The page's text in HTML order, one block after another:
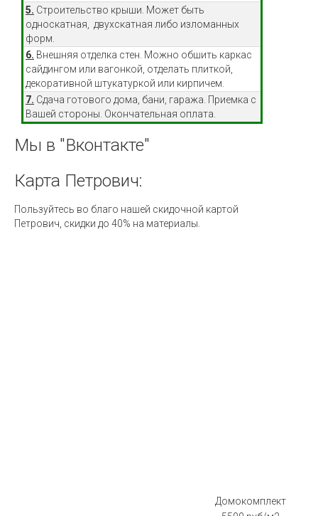
5. Строительство крыши. Может быть
односкатная, двухскатная либо изломанных
форм.
6. Внешняя отделка стен. Можно обшить каркас
сайдингом или вагонкой, отделать плиткой,
декоративной штукатуркой или кирпичем.
7. Сдача готового дома, бани, гаража. Приемка с
Вашей стороны. Окончательная оплата.
Мы в "Вконтакте"
Карта Петрович:
Пользуйтесь во благо нашей скидочной картой
Петрович, скидки до 40% на материалы.
Домокомплект